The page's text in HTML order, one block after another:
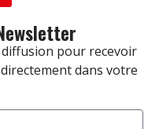
pour recevoir
dans votre